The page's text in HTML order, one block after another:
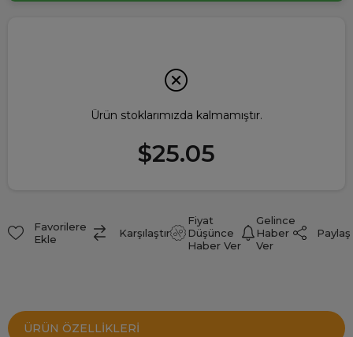
Ürün stoklarımızda kalmamıştır.
$25.05
Favorilere
Ekle
Karşılaştır
Fiyat
Düşünce
Haber Ver
Gelince
Haber
Ver
Paylaş
ÜRÜN ÖZELLIKLERI